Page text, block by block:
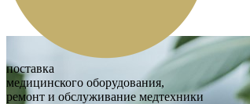
поставка
медицинского оборудования,
ремонт и обслуживание медтехники